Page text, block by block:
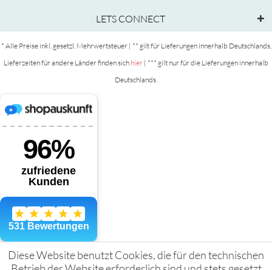
LETS CONNECT
* Alle Preise inkl. gesetzl. Mehrwertsteuer | ** gilt für Lieferungen innerhalb Deutschlands,
Lieferzeiten für andere Länder finden sich hier | *** gilt nur für die Lieferungen innerhalb
Deutschlands.
Diese Website benutzt Cookies, die für den technischen